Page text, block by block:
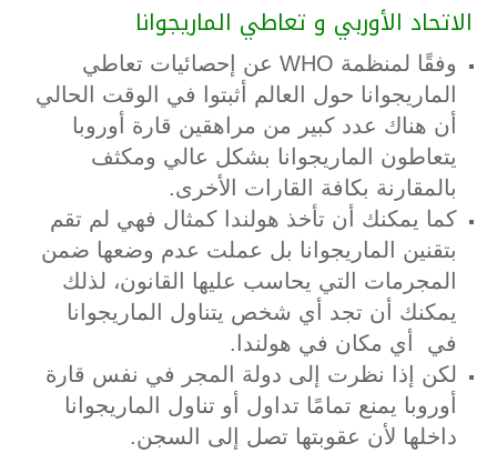
الاتحاد الأوربي و تعاطي الماريجوانا
وفقًا لمنظمة WHO عن إحصائيات تعاطي
الماريجوانا حول العالم أثبتوا في الوقت الحالي
أن هناك عدد كبير من مراهقين قارة أوروبا
يتعاطون الماريجوانا بشكل عالي ومكثف
بالمقارنة بكافة القارات الأخرى.
كما يمكنك أن تأخذ هولندا كمثال فهي لم تقم
بتقنين الماريجوانا بل عملت عدم وضعها ضمن
المجرمات التي يحاسب عليها القانون، لذلك
يمكنك أن تجد أي شخص يتناول الماريجوانا
في أي مكان في هولندا.
لكن إذا نظرت إلى دولة المجر في نفس قارة
أوروبا يمنع تمامًا تداول أو تناول الماريجوانا
داخلها لأن عقوبتها تصل إلى السجن.